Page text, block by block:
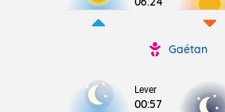
Gaétan
Lever
00:57